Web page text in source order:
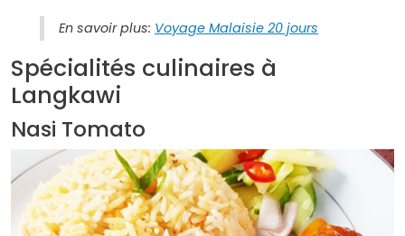
En savoir plus: Voyage Malaisie 20 jours
Spécialités culinaires à
Langkawi
Nasi Tomato